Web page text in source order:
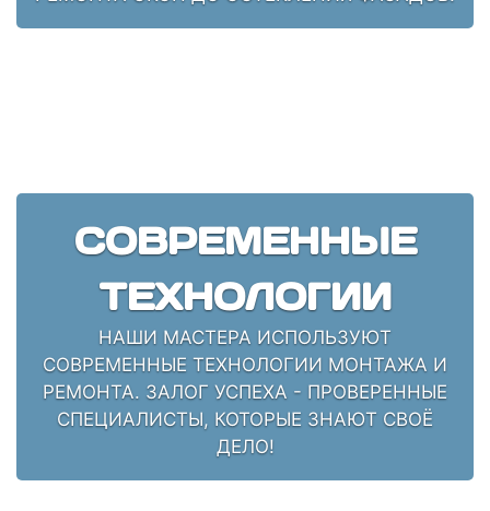
СОВРЕМЕННЫЕ
ТЕХНОЛОГИИ
НАШИ МАСТЕРА ИСПОЛЬЗУЮТ
СОВРЕМЕННЫЕ ТЕХНОЛОГИИ МОНТАЖА И
РЕМОНТА. ЗАЛОГ УСПЕХА - ПРОВЕРЕННЫЕ
СПЕЦИАЛИСТЫ, КОТОРЫЕ ЗНАЮТ СВОЁ
ДЕЛО!